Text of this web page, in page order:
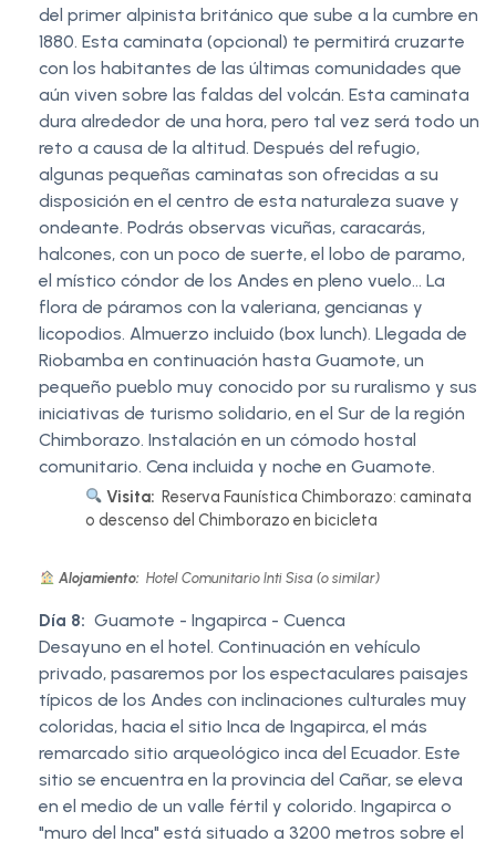
del primer alpinista británico que sube a la cumbre en
1880. Esta caminata (opcional) te permitirá cruzarte
con los habitantes de las últimas comunidades que
aún viven sobre las faldas del volcán. Esta caminata
dura alrededor de una hora, pero tal vez será todo un
reto a causa de la altitud. Después del refugio,
algunas pequeñas caminatas son ofrecidas a su
disposición en el centro de esta naturaleza suave y
ondeante. Podrás observas vicuñas, caracarás,
halcones, con un poco de suerte, el lobo de paramo,
el místico cóndor de los Andes en pleno vuelo… La
flora de páramos con la valeriana, gencianas y
licopodios. Almuerzo incluido (box lunch). Llegada de
Riobamba en continuación hasta Guamote, un
pequeño pueblo muy conocido por su ruralismo y sus
iniciativas de turismo solidario, en el Sur de la región
Chimborazo. Instalación en un cómodo hostal
comunitario. Cena incluida y noche en Guamote.
Visita: Reserva Faunística Chimborazo: caminata
o descenso del Chimborazo en bicicleta
Alojamiento: Hotel Comunitario Inti Sisa (o similar)
Día 8: Guamote - Ingapirca - Cuenca
Desayuno en el hotel. Continuación en vehículo
privado, pasaremos por los espectaculares paisajes
típicos de los Andes con inclinaciones culturales muy
coloridas, hacia el sitio Inca de Ingapirca, el más
remarcado sitio arqueológico inca del Ecuador. Este
sitio se encuentra en la provincia del Cañar, se eleva
en el medio de un valle fértil y colorido. Ingapirca o
"muro del Inca" está situado a 3200 metros sobre el